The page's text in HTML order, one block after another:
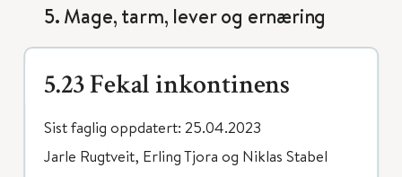
5. Mage, tarm, lever og ernæring
5.23 Fekal inkontinens
Sist faglig oppdatert: 25.04.2023
Jarle Rugtveit, Erling Tjora og Niklas Stabel